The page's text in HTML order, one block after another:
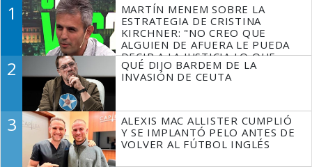
1
MARTÍN MENEM SOBRE LA
ESTRATEGIA DE CRISTINA
KIRCHNER: "NO CREO QUE
ALGUIEN DE AFUERA LE PUEDA
DECIR A LA JUSTICIA LO QUE
TIENE QUE HACER"
2
QUÉ DIJO BARDEM DE LA
INVASIÓN DE CEUTA
3
ALEXIS MAC ALLISTER CUMPLIÓ
Y SE IMPLANTÓ PELO ANTES DE
VOLVER AL FÚTBOL INGLÉS